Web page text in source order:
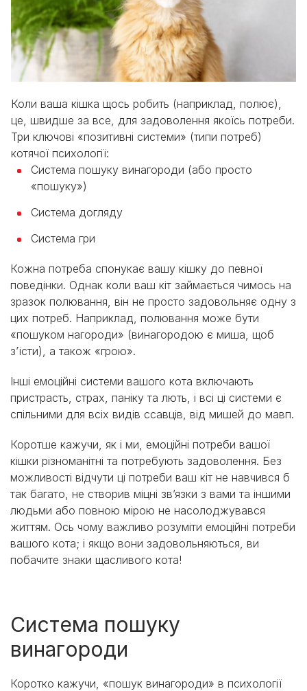
Коли ваша кішка щось робить (наприклад, полює),
це, швидше за все, для задоволення якоїсь потреби.
Три ключові «позитивні системи» (типи потреб)
котячої психології:
Система пошуку винагороди (або просто
«пошуку»)
Система догляду
Система гри
Кожна потреба спонукає вашу кішку до певної
поведінки. Однак коли ваш кіт займається чимось на
зразок полювання, він не просто задовольняє одну з
цих потреб. Наприклад, полювання може бути
«пошуком нагороди» (винагородою є миша, щоб
з’їсти), а також «грою».
Інші емоційні системи вашого кота включають
пристрасть, страх, паніку та лють, і всі ці системи є
спільними для всіх видів ссавців, від мишей до мавп.
Коротше кажучи, як і ми, емоційні потреби вашої
кішки різноманітні та потребують задоволення. Без
можливості відчути ці потреби ваш кіт не навчився б
так багато, не створив міцні зв’язки з вами та іншими
людьми або повною мірою не насолоджувався
життям. Ось чому важливо розуміти емоційні потреби
вашого кота; і якщо вони задовольняються, ви
побачите знаки щасливого кота!
Система пошуку
винагороди
Коротко кажучи, «пошук винагороди» в психології